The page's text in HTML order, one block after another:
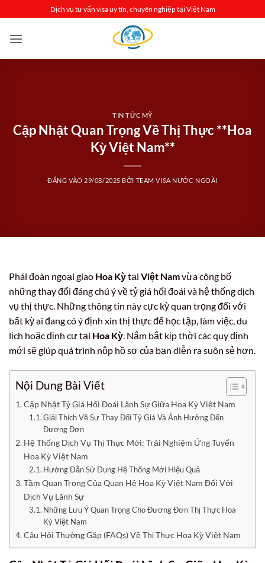
qua
nội
Dịch vụ tư vấn visa uy tín, chuyên nghiệp tại Việt Nam
TIN TỨC MỸ
Cập Nhật Quan Trọng Về Thị Thực **Hoa
Kỳ Việt Nam**
ĐĂNG VÀO 29/08/2025 BỞI TEAM VISA NƯỚC NGOÀI
Phái đoàn ngoại giao Hoa Kỳtại Việt Namvừa công bố
những thay đổi đáng chú ý về tỷ giá hối đoái và hệ thống dịch
vụ thị thực. Những thông tin này cực kỳ quan trọng đối với
bất kỳ ai đang có ý định xin thị thực để học tập, làm việc, du
lịch hoặc định cư tại Hoa Kỳ. Nắm bắt kịp thời các quy định
mới sẽ giúp quá trình nộp hồ sơ của bạn diễn ra suôn sẻ hơn.
Nội Dung Bài Viết
Cập Nhật Tỷ Giá Hối Đoái Lãnh Sự Giữa Hoa Kỳ Việt Nam
Giải Thích Về Sự Thay Đổi Tỷ Giá Và Ảnh Hưởng Đến
Đương Đơn
Hệ Thống Dịch Vụ Thị Thực Mới: Trải Nghiệm Ứng Tuyển
Hoa Kỳ Việt Nam
Hướng Dẫn Sử Dụng Hệ Thống Mới Hiệu Quả
Tầm Quan Trọng Của Quan Hệ Hoa Kỳ Việt Nam Đối Với
Dịch Vụ Lãnh Sự
Những Lưu Ý Quan Trọng Cho Đương Đơn Thị Thực Hoa
Kỳ Việt Nam
Câu Hỏi Thường Gặp (FAQs) Về Thị Thực Hoa Kỳ Việt Nam